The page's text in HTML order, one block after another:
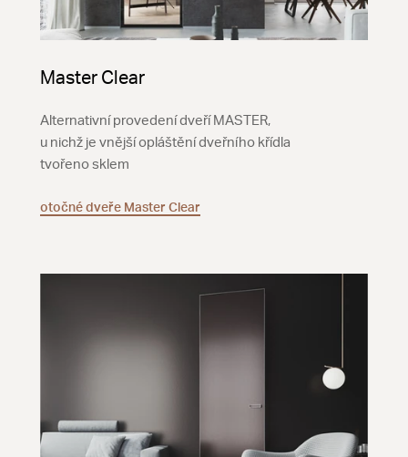
Master Clear
Alternativní provedení dveří MASTER,
u nichž je vnější opláštění dveřního křídla
tvořeno sklem
otočné dveře Master Clear